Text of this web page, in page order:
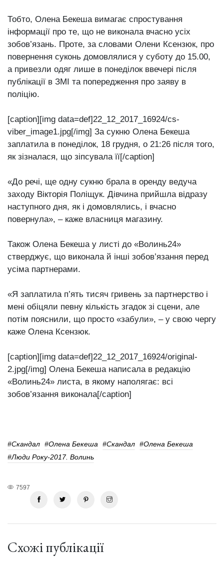
Тобто, Олена Бекеша вимагає спростування
інформації про те, що не виконала вчасно усіх
зобов’язань. Проте, за словами Олени Ксензюк, про
повернення суконь домовлялися у суботу до 15.00,
а привезли одяг лише в понеділок ввечері після
публікації в ЗМІ та попередження про заяву в
поліцію.
[caption][img data=def]22_12_2017_16924/cs-
viber_image1.jpg[/img] За сукню Олена Бекеша
заплатила в понеділок, 18 грудня, о 21:26 після того,
як зізналася, що зіпсувала її[/caption]
«До речі, ще одну сукню брала в оренду ведуча
заходу Вікторія Поліщук. Дівчина прийшла відразу
наступного дня, як і домовлялись, і вчасно
повернула», – каже власниця магазину.
Також Олена Бекеша у листі до «Волинь24»
стверджує, що виконала й інші зобов’язання перед
усіма партнерами.
«Я заплатила п’ять тисяч гривень за партнерство і
мені обіцяли певну кількість згадок зі сцени, але
потім пояснили, що просто «забули», – у свою чергу
каже Олена Ксензюк.
[caption][img data=def]22_12_2017_16924/original-
2.jpg[/img] Олена Бекеша написала в редакцію
«Волинь24» листа, в якому наполягає: всі
зобов’язання виконала[/caption]
#Скандал #Олена Бекеша #Скандал #Олена Бекеша
#Люди Року-2017. Волинь
7597
Схожі публікації